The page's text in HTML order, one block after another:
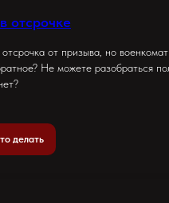
отсрочке
от призыва, но военкомат
Не можете разобраться
делать